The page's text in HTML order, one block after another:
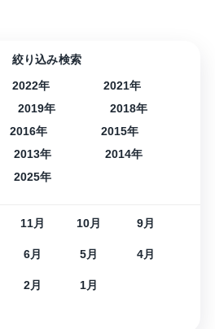
絞り込み検索
2022年
2021年
2019年
2018年
2016年
2015年
2013年
2014年
2025年
11月 10月 9月
6月 5月 4月
2月 1月